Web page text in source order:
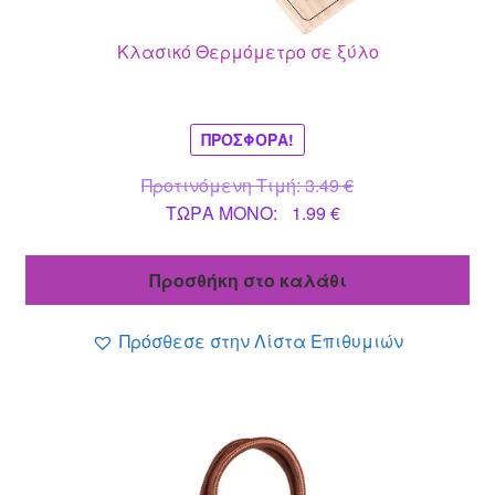
Κλασικό Θερμόμετρο σε ξύλο
ΠΡΟΣΦΟΡΆ!
Προτινόμενη Τιμή:3.49€Original
ΤΩΡΑ MONO: 1.99€Η
είναι:
Προσθήκη στο καλάθι
Πρόσθεσε στην Λίστα Επιθυμιών